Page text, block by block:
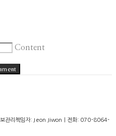
Content
관리책임자: Jeon Jiwon | 전화: 070-8064-